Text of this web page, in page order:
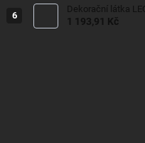
Dekorační látka
1 193,91 Kč